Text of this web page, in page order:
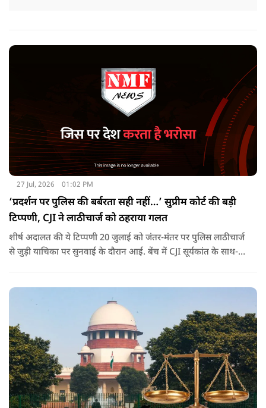
27 Jul, 2026 01:02 PM
‘प्रदर्शन पर पुलिस की बर्बरता सही नहीं…’ सुप्रीम कोर्ट की बड़ी
टिप्पणी, CJI ने लाठीचार्ज को ठहराया गलत
शीर्ष अदालत की ये टिप्पणी 20 जुलाई को जंतर-मंतर पर पुलिस लाठीचार्ज
से जुड़ी याचिका पर सुनवाई के दौरान आई. बेंच में CJI सूर्यकांत के साथ-